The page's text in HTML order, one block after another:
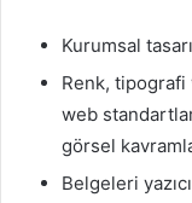
Kurumsal
Renk,
web
görsel
Belgeleri